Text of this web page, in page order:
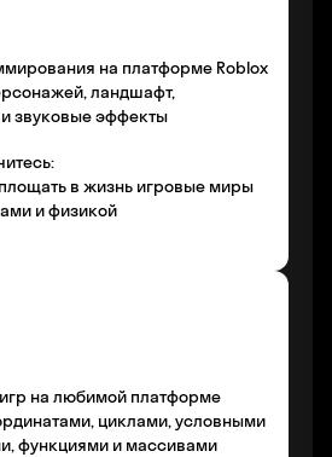
на платформе Roblox
ландшафт,
звуковые эффекты
в жизнь игровые миры
и физикой
на любимой платформе
циклами, условными
функциями и массивами